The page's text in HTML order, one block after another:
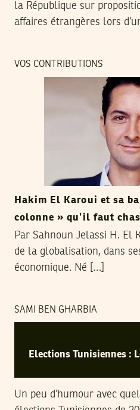
la République sur
affaires étrangères lors
VOS CONTRIBUTIONS
Hakim El Karoui et sa
colonne » qu’il faut
Par Sahnoun Jelassi H. El
de la globalisation, dans
économique. Né […]
SAMI BEN GHARBIA
Elections Tunisiennes :
Un peu d’humour avec